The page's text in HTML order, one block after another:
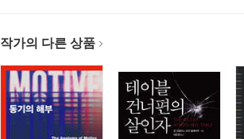
작가의 다른 상품